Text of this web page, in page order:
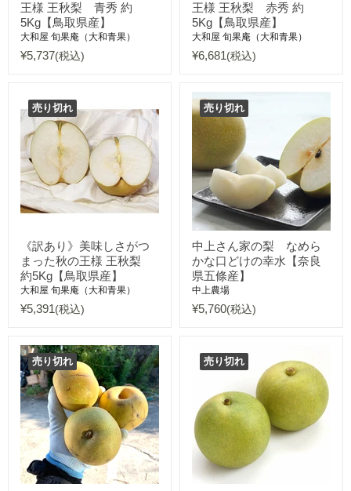
王様 王秋梨 青秀 約
5Kg【鳥取県産】
大和屋 旬果庵（大和青果）
¥5,737(税込)
王様 王秋梨 赤秀 約
5Kg【鳥取県産】
大和屋 旬果庵（大和青果）
¥6,681(税込)
売り切れ
《訳あり》美味しさがつ
まった秋の王様 王秋梨
約5Kg【鳥取県産】
大和屋 旬果庵（大和青果）
¥5,391(税込)
売り切れ
中上さん家の梨 なめら
かな口どけの幸水【奈良
県五條産】
中上農場
¥5,760(税込)
売り切れ 売り切れ